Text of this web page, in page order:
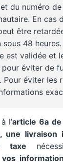
du numéro de
En cas
être
48
est validée et
pour éviter de
Pour éviter les
l’article 6a
une livraison
taxe